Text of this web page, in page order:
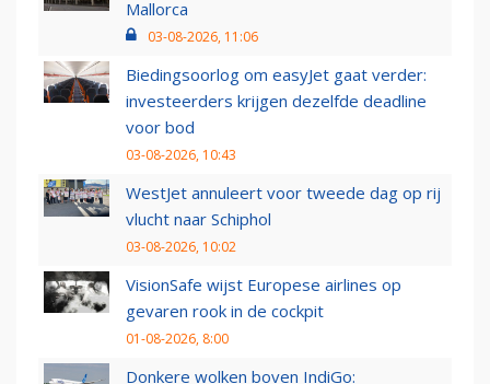
Mallorca
03-08-2026, 11:06
Biedingsoorlog om easyJet gaat verder:
investeerders krijgen dezelfde deadline
voor bod
03-08-2026, 10:43
WestJet annuleert voor tweede dag op rij
vlucht naar Schiphol
03-08-2026, 10:02
VisionSafe wijst Europese airlines op
gevaren rook in de cockpit
01-08-2026, 8:00
Donkere wolken boven IndiGo: